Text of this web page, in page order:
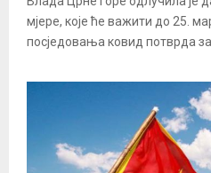
мјере, које ће важити до 25.
посједовања ковид потврда